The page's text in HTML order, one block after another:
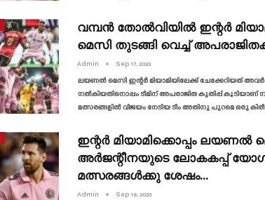
വമ്പൻ തോൽ‌വിയിൽ ഇന്റർ
മെസി തുടങ്ങി വെച്ച്
Admin Sep 17, 2023
ലയണൽ മെസി ഇന്റർ മിയാമിയിലേക്ക് ചേക്കേറിയത്
നൽകിയതിനൊപ്പം ടീമിന് അപരാജിത കുതിപ്പ് കൂടിയാണ്
മത്സരങ്ങളിൽ വിജയം നേടിയ ടീം അതിനു പുറമെ ഒരു
ഇന്റർ മിയാമിക്കൊപ്പം ലയണൽ
അർജന്റീനയുടെ ലോകകപ്പ്
മത്സരങ്ങൾക്കു ശേഷം…
Admin Sep 16, 2023